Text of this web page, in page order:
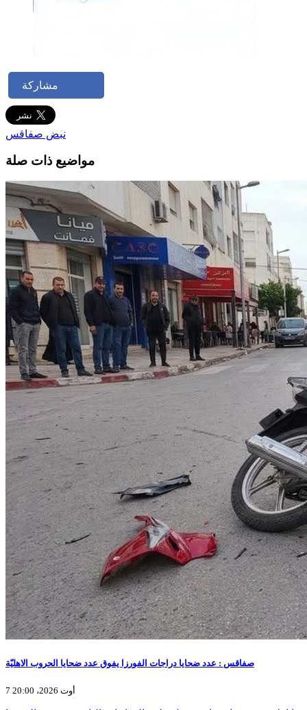
مشاركة
نبض صفاقس
مواضيع ذات صلة
صفاقس : عدد ضحايا دراجات الفورزا يفوق عدد ضحايا الحروب الاهليّة
7 أوت 2026، 20:00